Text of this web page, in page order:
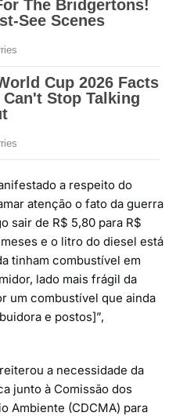
a respeito do
atenção o fato da guerra
sair de R$ 5,80 para R$
e o litro do diesel está
tinham combustível em
lado mais frágil da
um combustível que ainda
e postos]”,
a necessidade da
junto à Comissão dos
Ambiente (CDCMA) para